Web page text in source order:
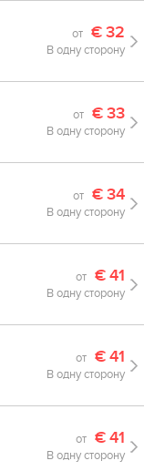
от €32
В одну сторону
от €33
В одну сторону
от €34
В одну сторону
от €41
В одну сторону
от €41
В одну сторону
от €41
В одну сторону